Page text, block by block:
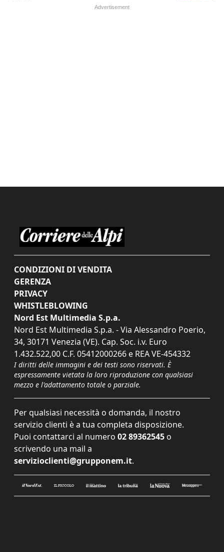
CONDIZIONI DI VENDITA
GERENZA
PRIVACY
WHISTLEBLOWING
Nord Est Multimedia S.p.a.
Nord Est Multimedia S.p.a. - Via Alessandro Poerio,
34, 30171 Venezia (VE). Cap. Soc. i.v. Euro
1.432.522,00 C.F. 05412000266 e REA VE-454332
I diritti delle immagini e dei testi sono riservati. È
espressamente vietata la loro riproduzione con qualsiasi
mezzo e l'adattamento totale o parziale.
Per qualsiasi necessità o domanda, il nostro
servizio clienti è a tua completa disposizione.
Puoi contattarci al numero 02 89362545 o
scrivendo una mail a
servizioclienti@grupponem.it.